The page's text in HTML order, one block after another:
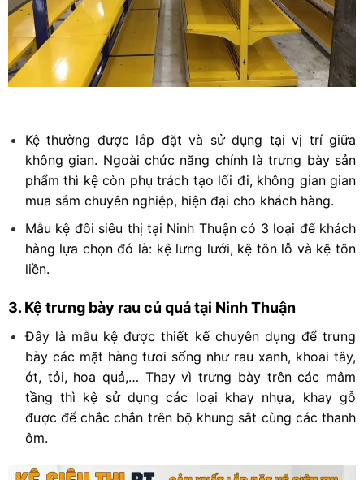
Kệ thường được lắp đặt và sử dụng tại vị trí giữa
không gian. Ngoài chức năng chính là trưng bày sản
phẩm thì kệ còn phụ trách tạo lối đi, không gian gian
mua sắm chuyên nghiệp, hiện đại cho khách hàng.
Mẫu kệ đôi siêu thị tại Ninh Thuận có 3 loại để khách
hàng lựa chọn đó là: kệ lưng lưới, kệ tôn lỗ và kệ tôn
liền.
3. Kệ trưng bày rau củ quả tại Ninh Thuận
Đây là mẫu kệ được thiết kế chuyên dụng để trưng
bày các mặt hàng tươi sống như rau xanh, khoai tây,
ớt, tỏi, hoa quả,… Thay vì trưng bày trên các mâm
tầng thì kệ sử dụng các loại khay nhựa, khay gỗ
được để chắc chắn trên bộ khung sắt cùng các thanh
ôm.